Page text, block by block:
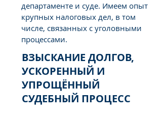
департаменте и суде. Имеем опыт
крупных налоговых дел, в том
числе, связанных с уголовными
процессами.
ВЗЫСКАНИЕ ДОЛГОВ,
УСКОРЕННЫЙ И
УПРОЩЁННЫЙ
СУДЕБНЫЙ ПРОЦЕСС